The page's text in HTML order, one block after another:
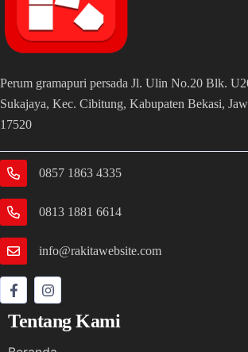
Perum gramapuri persada Jl. Ulin No.20 Blk.
Sukajaya, Kec. Cibitung, Kabupaten Bekasi,
17520
0857 1863 4335
0813 1881 6614
info@rakitawebsite.com
Tentang Kami